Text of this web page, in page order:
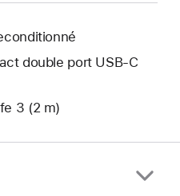
double port USB-C
3 (2 m)